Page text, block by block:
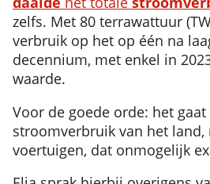
zelfs. Met 80 terrawattuur
verbruik op het op één na
decennium, met enkel in
waarde.
Voor de goede orde: het
stroomverbruik van het land,
voertuigen, dat onmogelijk